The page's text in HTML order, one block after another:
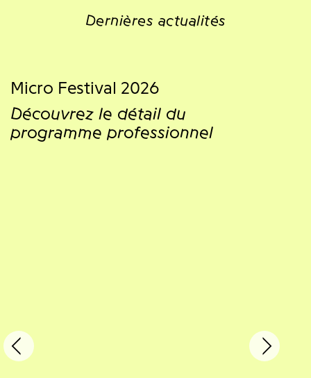
Dernières actualités
Micro Festival 2026
Découvrez le détail du
programme professionnel